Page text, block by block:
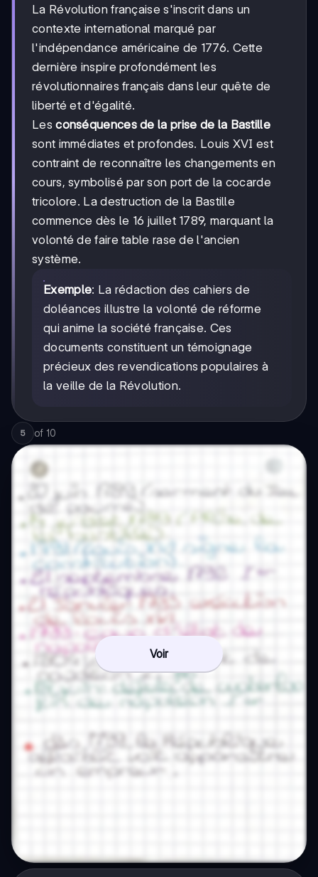
La Révolution française s'inscrit dans un
contexte international marqué par
l'indépendance américaine de 1776. Cette
dernière inspire profondément les
révolutionnaires français dans leur quête de
liberté et d'égalité.
Lesconséquences de la prise de la Bastille
sont immédiates et profondes. Louis XVI est
contraint de reconnaître les changements en
cours, symbolisé par son port de la cocarde
tricolore. La destruction de la Bastille
commence dès le 16 juillet 1789, marquant la
volonté de faire table rase de l'ancien
système.
Exemple: La rédaction des cahiers de
doléances illustre la volonté de réforme
qui anime la société française. Ces
documents constituent un témoignage
précieux des revendications populaires à
la veille de la Révolution.
5 of 10
Voir